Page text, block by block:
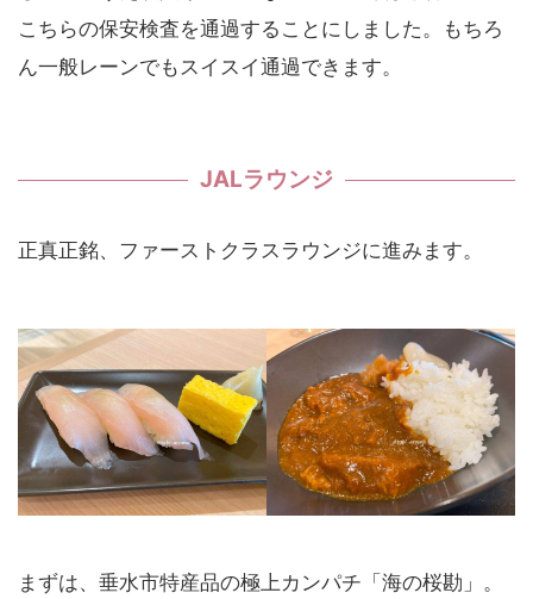
こちらの保安検査を通過することにしました。もちろ
ん一般レーンでもスイスイ通過できます。
JALラウンジ
正真正銘、ファーストクラスラウンジに進みます。
まずは、垂水市特産品の極上カンパチ「海の桜勘」。